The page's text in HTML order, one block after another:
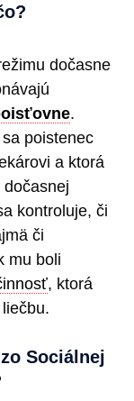
dočasne
.
poistenec
a ktorá
kontroluje, či
či
mu boli
, ktorá
Sociálnej